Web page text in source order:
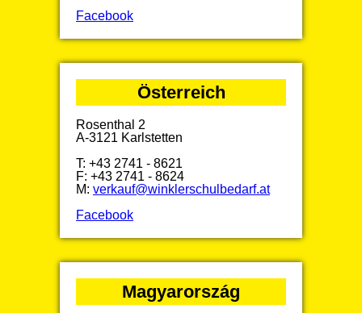
Facebook
Österreich
Rosenthal 2
A-3121 Karlstetten
T: +43 2741 - 8621
F: +43 2741 - 8624
M: verkauf@winklerschulbedarf.at
Facebook
Magyarország